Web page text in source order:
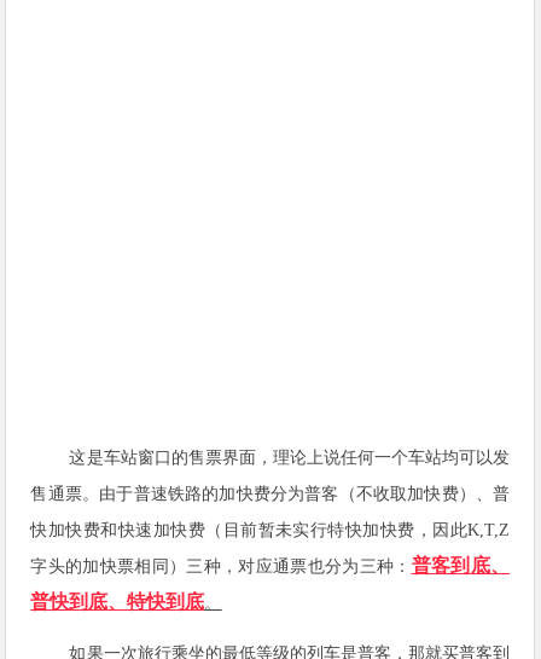
这是车站窗口的售票界面，理论上说任何一个车站均可以发
售通票。由于普速铁路的加快费分为普客（不收取加快费）、普
快加快费和快速加快费（目前暂未实行特快加快费，因此K,T,Z
字头的加快票相同）三种，对应通票也分为三种： 普客到底、
普快到底、特快到底。
如果一次旅行乘坐的最低等级的列车是普客，那就买普客到